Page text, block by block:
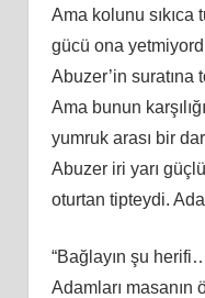
Ama kolunu sıkıca
gücü ona
Abuzer’in suratına
Ama bunun
yumruk arası bir
Abuzer iri yarı
oturtan tipteydi.
“Bağlayın şu
Adamları